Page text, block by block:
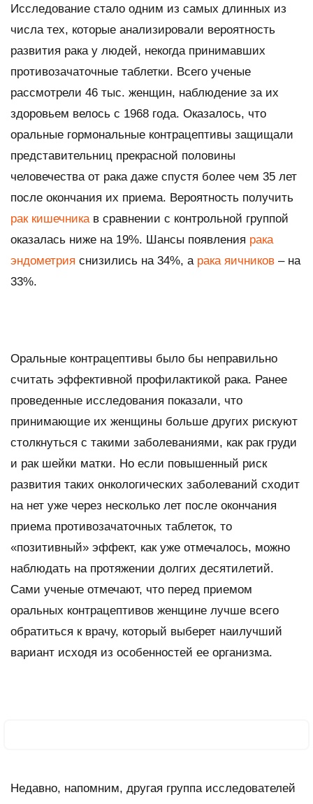
Исследование стало одним из самых длинных из
числа тех, которые анализировали вероятность
развития рака у людей, некогда принимавших
противозачаточные таблетки. Всего ученые
рассмотрели 46 тыс. женщин, наблюдение за их
здоровьем велось с 1968 года. Оказалось, что
оральные гормональные контрацептивы защищали
представительниц прекрасной половины
человечества от рака даже спустя более чем 35 лет
после окончания их приема. Вероятность получить
рак кишечника в сравнении с контрольной группой
оказалась ниже на 19%. Шансы появления рака
эндометрия снизились на 34%, а рака яичников – на
33%.
Оральные контрацептивы было бы неправильно
считать эффективной профилактикой рака. Ранее
проведенные исследования показали, что
принимающие их женщины больше других рискуют
столкнуться с такими заболеваниями, как рак груди
и рак шейки матки. Но если повышенный риск
развития таких онкологических заболеваний сходит
на нет уже через несколько лет после окончания
приема противозачаточных таблеток, то
«позитивный» эффект, как уже отмечалось, можно
наблюдать на протяжении долгих десятилетий.
Сами ученые отмечают, что перед приемом
оральных контрацептивов женщине лучше всего
обратиться к врачу, который выберет наилучший
вариант исходя из особенностей ее организма.
Недавно, напомним, другая группа исследователей